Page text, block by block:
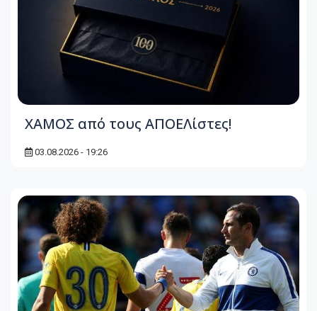
ΧΑΜΟΣ από τους ΑΠΟΕΛίστες!
03.08.2026 - 19:26